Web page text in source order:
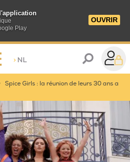
Play
OUVRIR
> NL
Spice Girls : la réunion de leurs 30 ans a